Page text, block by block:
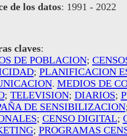
de los datos: 1991 - 2022
claves:
DE POBLACION;
; PLANIFICACION
. MEDIOS DE
; TELEVISION; DIARIOS;
DE SENSIBILIZACION
; CENSO DIGITAL;
; PROGRAMAS